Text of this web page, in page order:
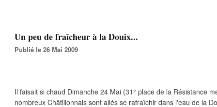
Un peu de fraîcheur à la Douix...
Publié le 26 Mai 2009
Il faisait si chaud Dimanche 24 Mai (31° place de la Résistance
nombreux Châtillonnais sont allés se rafraîchir dans l'eau de la